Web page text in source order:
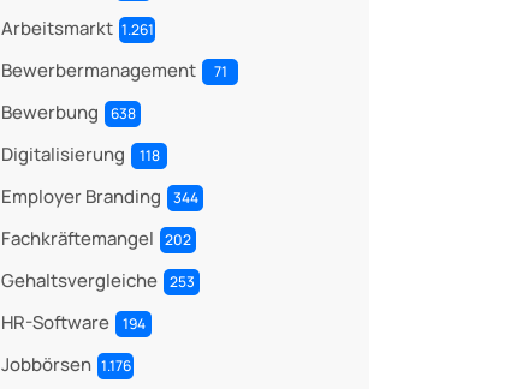
Arbeitsmarkt 1.261
Bewerbermanagement 71
Bewerbung 638
Digitalisierung 118
Employer Branding 344
Fachkräftemangel 202
Gehaltsvergleiche 253
HR-Software 194
Jobbörsen 1.176